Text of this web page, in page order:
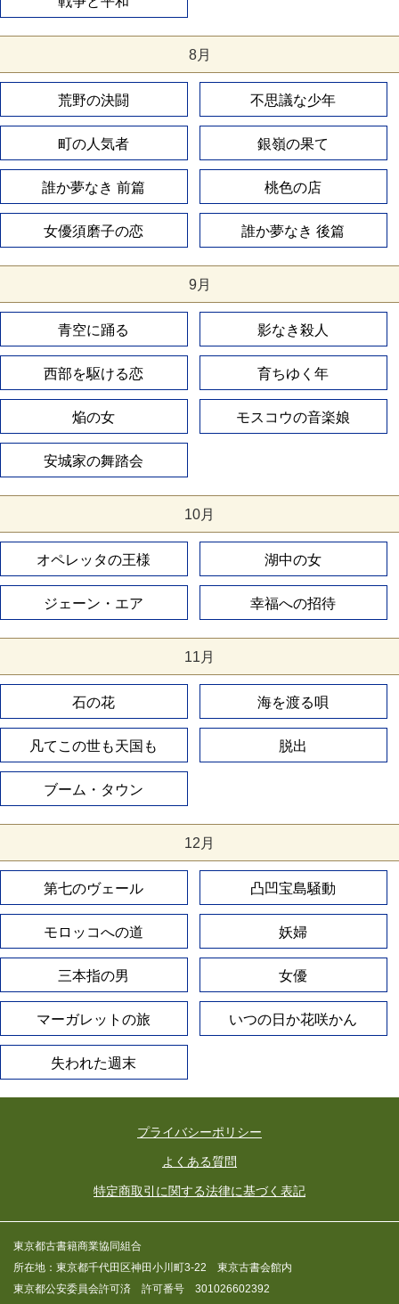
8月
荒野の決闘 不思議な少年
町の人気者 銀嶺の果て
誰か夢なき 前篇 桃色の店
女優須磨子の恋 誰か夢なき 後篇
9月
青空に踊る 影なき殺人
西部を駆ける恋 育ちゆく年
焔の女 モスコウの音楽娘
安城家の舞踏会
10月
オペレッタの王様 湖中の女
ジェーン・エア 幸福への招待
11月
石の花 海を渡る唄
凡てこの世も天国も 脱出
ブーム・タウン
12月
第七のヴェール 凸凹宝島騒動
モロッコへの道 妖婦
三本指の男 女優
マーガレットの旅 いつの日か花咲かん
失われた週末
プライバシーポリシー
よくある質問
特定商取引に関する法律に基づく表記
東京都古書籍商業協同組合
所在地：東京都千代田区神田小川町3-22 東京古書会館内
東京都公安委員会許可済 許可番号 301026602392